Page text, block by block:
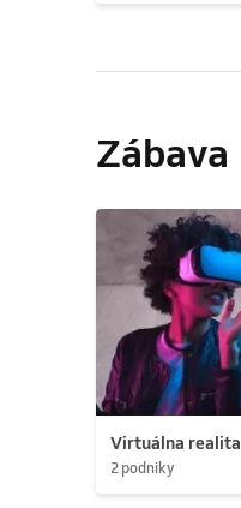
Zábava
Virtuálna realita
2 podniky